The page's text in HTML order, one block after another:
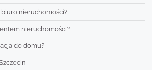
biuro nieruchomości?
nieruchomości?
do domu?